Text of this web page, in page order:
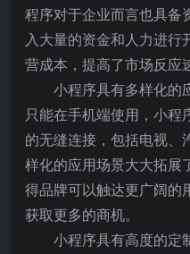
程序对于企业而言也具备
入大量的资金和人力进行
营成本，提高了市场反应
小程序具有多样化的
只能在手机端使用，小程
的无缝连接，包括电视、
样化的应用场景大大拓展
得品牌可以触达更广阔的
获取更多的商机。
小程序具有高度的定